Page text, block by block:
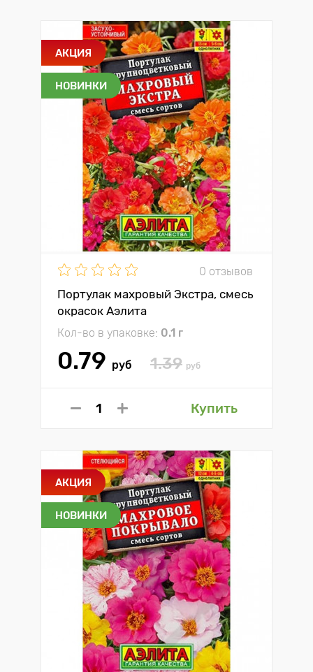
АКЦИЯ
НОВИНКИ
0 отзывов
Портулак махровый Экстра, смесь
окрасок Аэлита
Кол-во в упаковке: 0.1 г
0.79 руб 1.39 руб
Купить
АКЦИЯ
НОВИНКИ